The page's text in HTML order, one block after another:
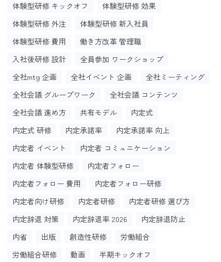
体験型研修 キックオフ
体験型研修 効果
体験型研修 外注
体験型研修 新入社員
体験型研修 費用
働き方改革 管理職
入社後研修 設計
全員参加 ワークショップ
全社mtg 企画
全社イベント 企画
全社ミーティング
全社会議 グループワーク
全社会議 コンテンツ
全社会議 進め方
共有モデル
内定式
内定式 研修
内定承諾率
内定承諾率 向上
内定者 イベント
内定者 コミュニケーション
内定者 体験型研修
内定者フォロー
内定者フォロー 費用
内定者フォロー研修
内定者向け研修
内定者研修
内定者研修 選び方
内定辞退 対策
内定辞退率 2026
内定辞退防止
内省
出版 創造性研修
労働組合
労働組合研修
動画 半期キックオフ